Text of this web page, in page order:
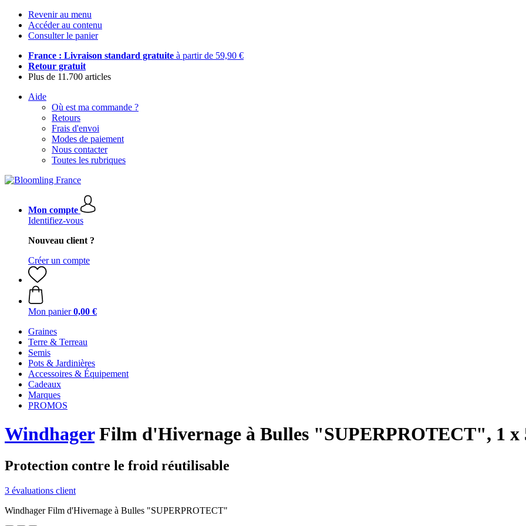
Revenir au menu
Accéder au contenu
Consulter le panier
France : Livraison standard gratuite à partir de 59,90 €
Retour gratuit
Plus de 11.700 articles
Aide
Où est ma commande ?
Retours
Frais d'envoi
Modes de paiement
Nous contacter
Toutes les rubriques
Mon compte
Identifiez-vous
Nouveau client ?
Créer un compte
Mon panier 0,00 €
Graines
Terre & Terreau
Semis
Pots & Jardinières
Accessoires & Équipement
Cadeaux
Marques
PROMOS
WindhagerFilm d'Hivernage à Bulles "SUPERPROTECT", 1 x
Protection contre le froid réutilisable
3 évaluations client
Windhager Film d'Hivernage à Bulles "SUPERPROTECT"